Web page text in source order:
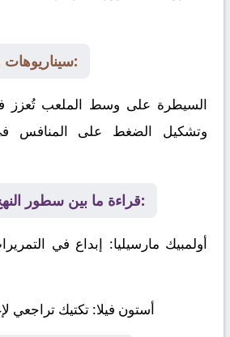
سيناريوهات محتملة للمواجهة:
السيطرة على وسط الملعب تُعزز
وتشكيل الضغط على المنافس
قراءة ما بين سطور النهج الفني للفريقين:
أولمبيك مارسيليا: إبداع في
أستون فيلا: تكتيك تراجعي